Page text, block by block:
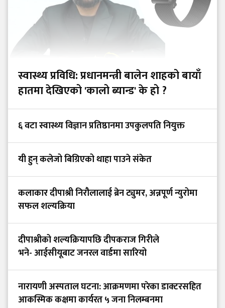
स्वास्थ्य प्रविधि: प्रधानमन्त्री बालेन शाहको बायाँ
हातमा देखिएको 'कालो ब्यान्ड' के हो ?
६ वटा स्वास्थ्य विज्ञान प्रतिष्ठानमा उपकुलपति नियुक्त
यी हुन् कलेजो बिग्रिएको थाहा पाउने संकेत
कलाकार दीपाश्री निरौलालाई ब्रेन ट्युमर, अन्नपूर्ण न्युरोमा
सफल शल्यक्रिया
दीपाश्रीको शल्यक्रियापछि दीपकराज गिरीले
भने- आईसीयूबाट जनरल वार्डमा सारियो
नारायणी अस्पताल घटना: आक्रमणमा परेका डाक्टरसहित
आकस्मिक कक्षमा कार्यरत ५ जना निलम्बनमा